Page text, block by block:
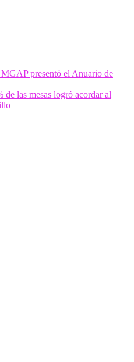
presentó el Anuario de
de las mesas logró acordar al